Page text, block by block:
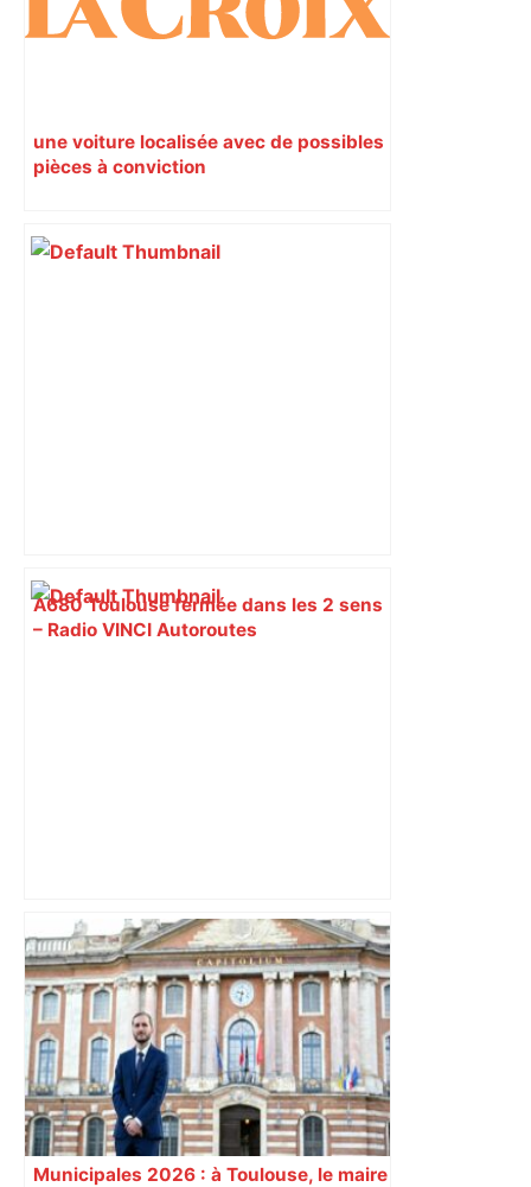
une voiture localisée avec de possibles
pièces à conviction
A680 Toulouse fermée dans les 2 sens
– Radio VINCI Autoroutes
"C’est l’une des plus fortes
fréquentations du circuit" : Toulouse
est-elle la capitale du poker amateur –
ladepeche.fr
Municipales 2026 : à Toulouse, le maire